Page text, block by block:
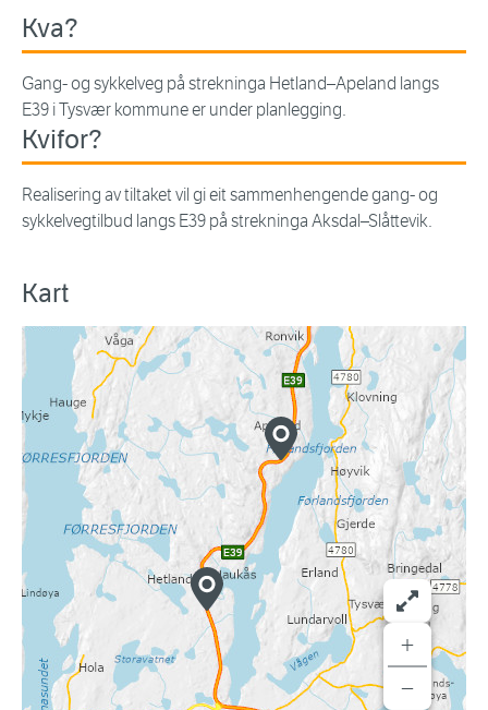
Kva?
Gang- og sykkelveg på strekninga Hetland–Apeland langs
E39 i Tysvær kommune er under planlegging.
Kvifor?
Realisering av tiltaket vil gi eit sammenhengende gang- og
sykkelvegtilbud langs E39 på strekninga Aksdal–Slåttevik.
Kart
+
−